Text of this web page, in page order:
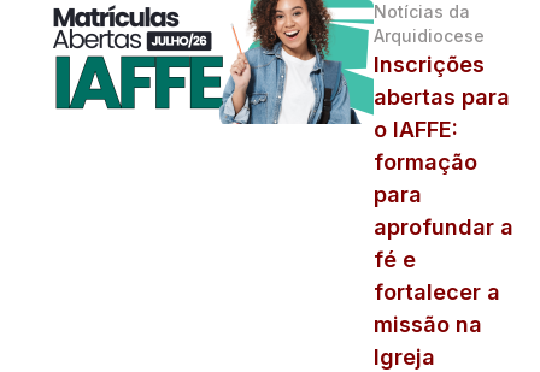
Notícias da
Arquidiocese
Inscrições
abertas para
o IAFFE:
formação
para
aprofundar a
fé e
fortalecer a
missão na
Igreja